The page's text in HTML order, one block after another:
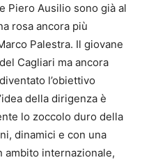
Piero Ausilio sono già al
rosa ancora più
Palestra. Il giovane
Cagliari ma ancora
l’obiettivo
della dirigenza è
lo zoccolo duro della
dinamici e con una
ambito internazionale,